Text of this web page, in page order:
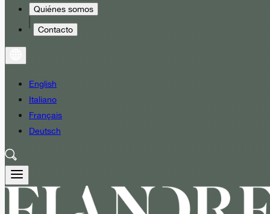
Quiénes somos
Contacto
English
Italiano
Français
Deutsch